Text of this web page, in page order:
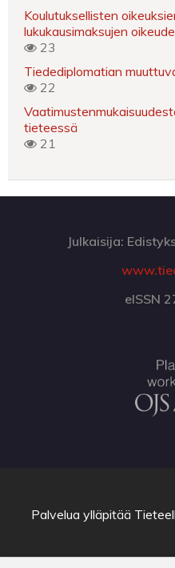
Koulutuksellisten
lukukausimaksujen
23
Tiedediplomatian
22
tieteessä
21
Julkaisija:
eISSN
Palvelua ylläpitää